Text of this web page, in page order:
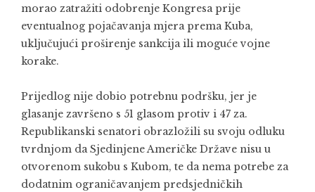
morao zatražiti odobrenje Kongresa prije
eventualnog pojačavanja mjera prema Kuba,
uključujući proširenje sankcija ili moguće vojne
korake.
Prijedlog nije dobio potrebnu podršku, jer je
glasanje završeno s 51 glasom protiv i 47 za.
Republikanski senatori obrazložili su svoju odluku
tvrdnjom da Sjedinjene Američke Države nisu u
otvorenom sukobu s Kubom, te da nema potrebe za
dodatnim ograničavanjem predsjedničkih